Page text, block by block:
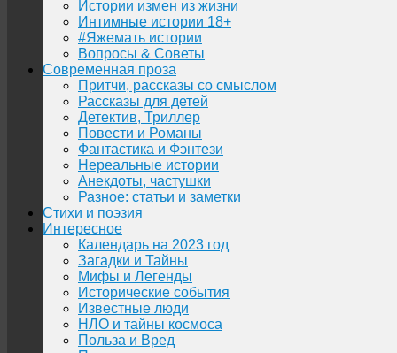
Истории измен из жизни
Интимные истории 18+
#Яжемать истории
Вопросы & Советы
Современная проза
Притчи, рассказы со смыслом
Рассказы для детей
Детектив, Триллер
Повести и Романы
Фантастика и Фэнтези
Нереальные истории
Анекдоты, частушки
Разное: статьи и заметки
Стихи и поэзия
Интересное
Календарь на 2023 год
Загадки и Тайны
Мифы и Легенды
Исторические события
Известные люди
НЛО и тайны космоса
Польза и Вред